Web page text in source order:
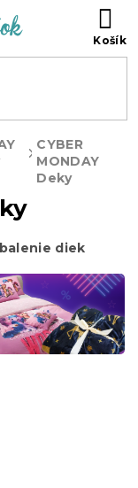
CYBER
MONDAY
Deky
diek